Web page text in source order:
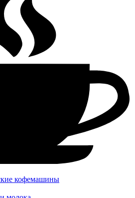
кофемашины